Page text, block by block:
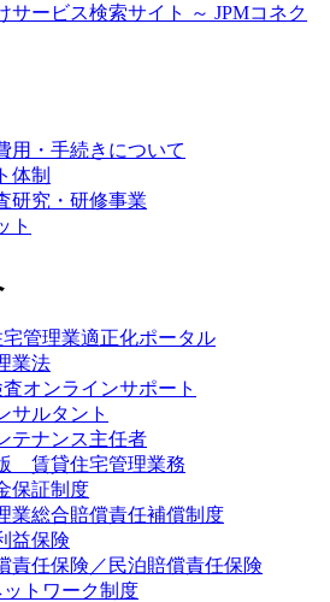
サービス検索サイト ～ JPMコネク
用・手続きについて
体制
研究・研修事業
ト
管理業適正化ポータル
業法
オンラインサポート
サルタント
テナンス主任者
賃貸住宅管理業務
保証制度
業総合賠償責任補償制度
益保険
責任保険／民泊賠償責任保険
トワーク制度